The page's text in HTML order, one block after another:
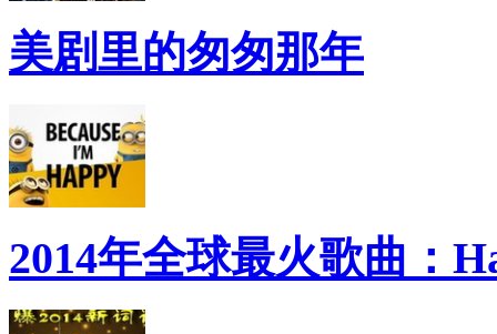
美剧里的匆匆那年
2014年全球最火歌曲：